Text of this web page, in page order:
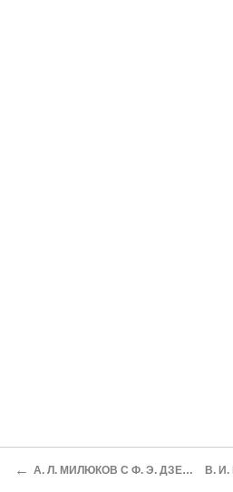
← А. Л. МИЛЮКОВ С Ф. Э. ДЗЕРЖИНСКИМ НА ЮГЕ